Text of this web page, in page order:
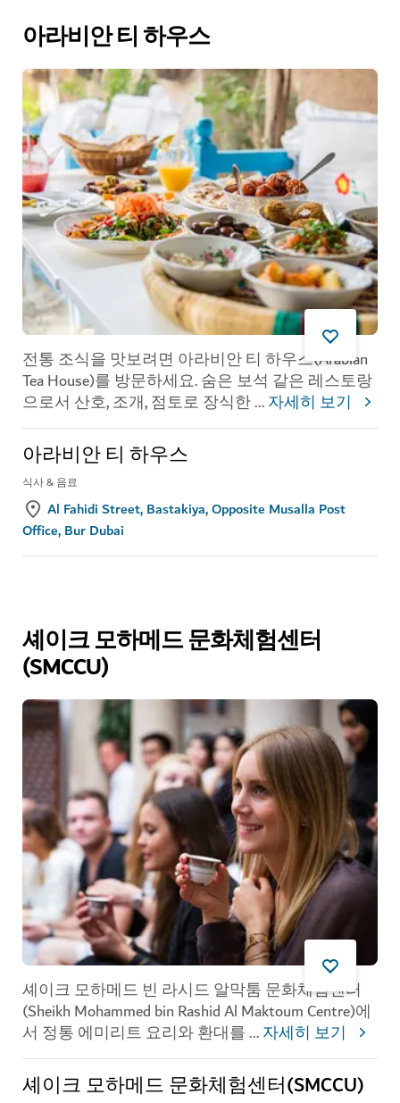
아라비안 티 하우스
전통 조식을 맛보려면 아라비안 티 하우스(Arabian
Tea House)를 방문하세요. 숨은 보석 같은 레스토랑
으로서 산호, 조개, 점토로 장식한...자세히 보기
아라비안 티 하우스
식사 & 음료
Al Fahidi Street, Bastakiya, Opposite Musalla Post
Office, Bur Dubai
셰이크 모하메드 문화체험센터
(SMCCU)
셰이크 모하메드 빈 라시드 알막툼 문화체험센터
(Sheikh Mohammed bin Rashid Al Maktoum Centre)에
서 정통 에미리트 요리와 환대를...자세히 보기
셰이크 모하메드 문화체험센터(SMCCU)